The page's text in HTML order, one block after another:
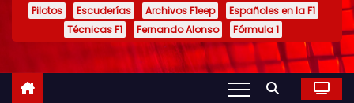
i
Pilotos Escuderías Archivos F1eep
Españoles en la F1
Técnicas F1
Fernando Alonso Fórmula 1